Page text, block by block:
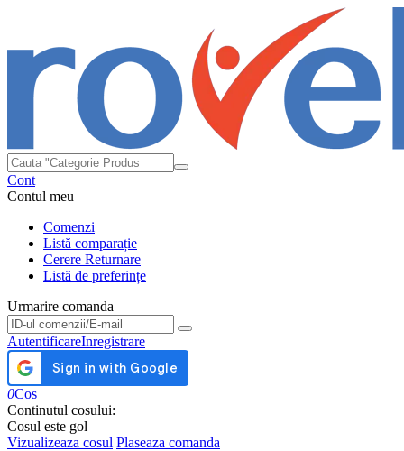
Cont
Contul meu
Comenzi
Listă comparație
Cerere Returnare
Listă de preferințe
Urmarire comanda
Urmarire comanda
AutentificareInregistrare
0Cos
Continutul cosului:
Cosul este gol
Vizualizeaza cosul Plaseaza comanda